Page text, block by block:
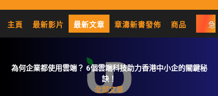
主頁 最新影片 最新文章 章濤新書發佈 商品 急
為何企業都使用雲端？ 6個雲端科技助力香港中小企的關鍵秘
訣！
全部文章